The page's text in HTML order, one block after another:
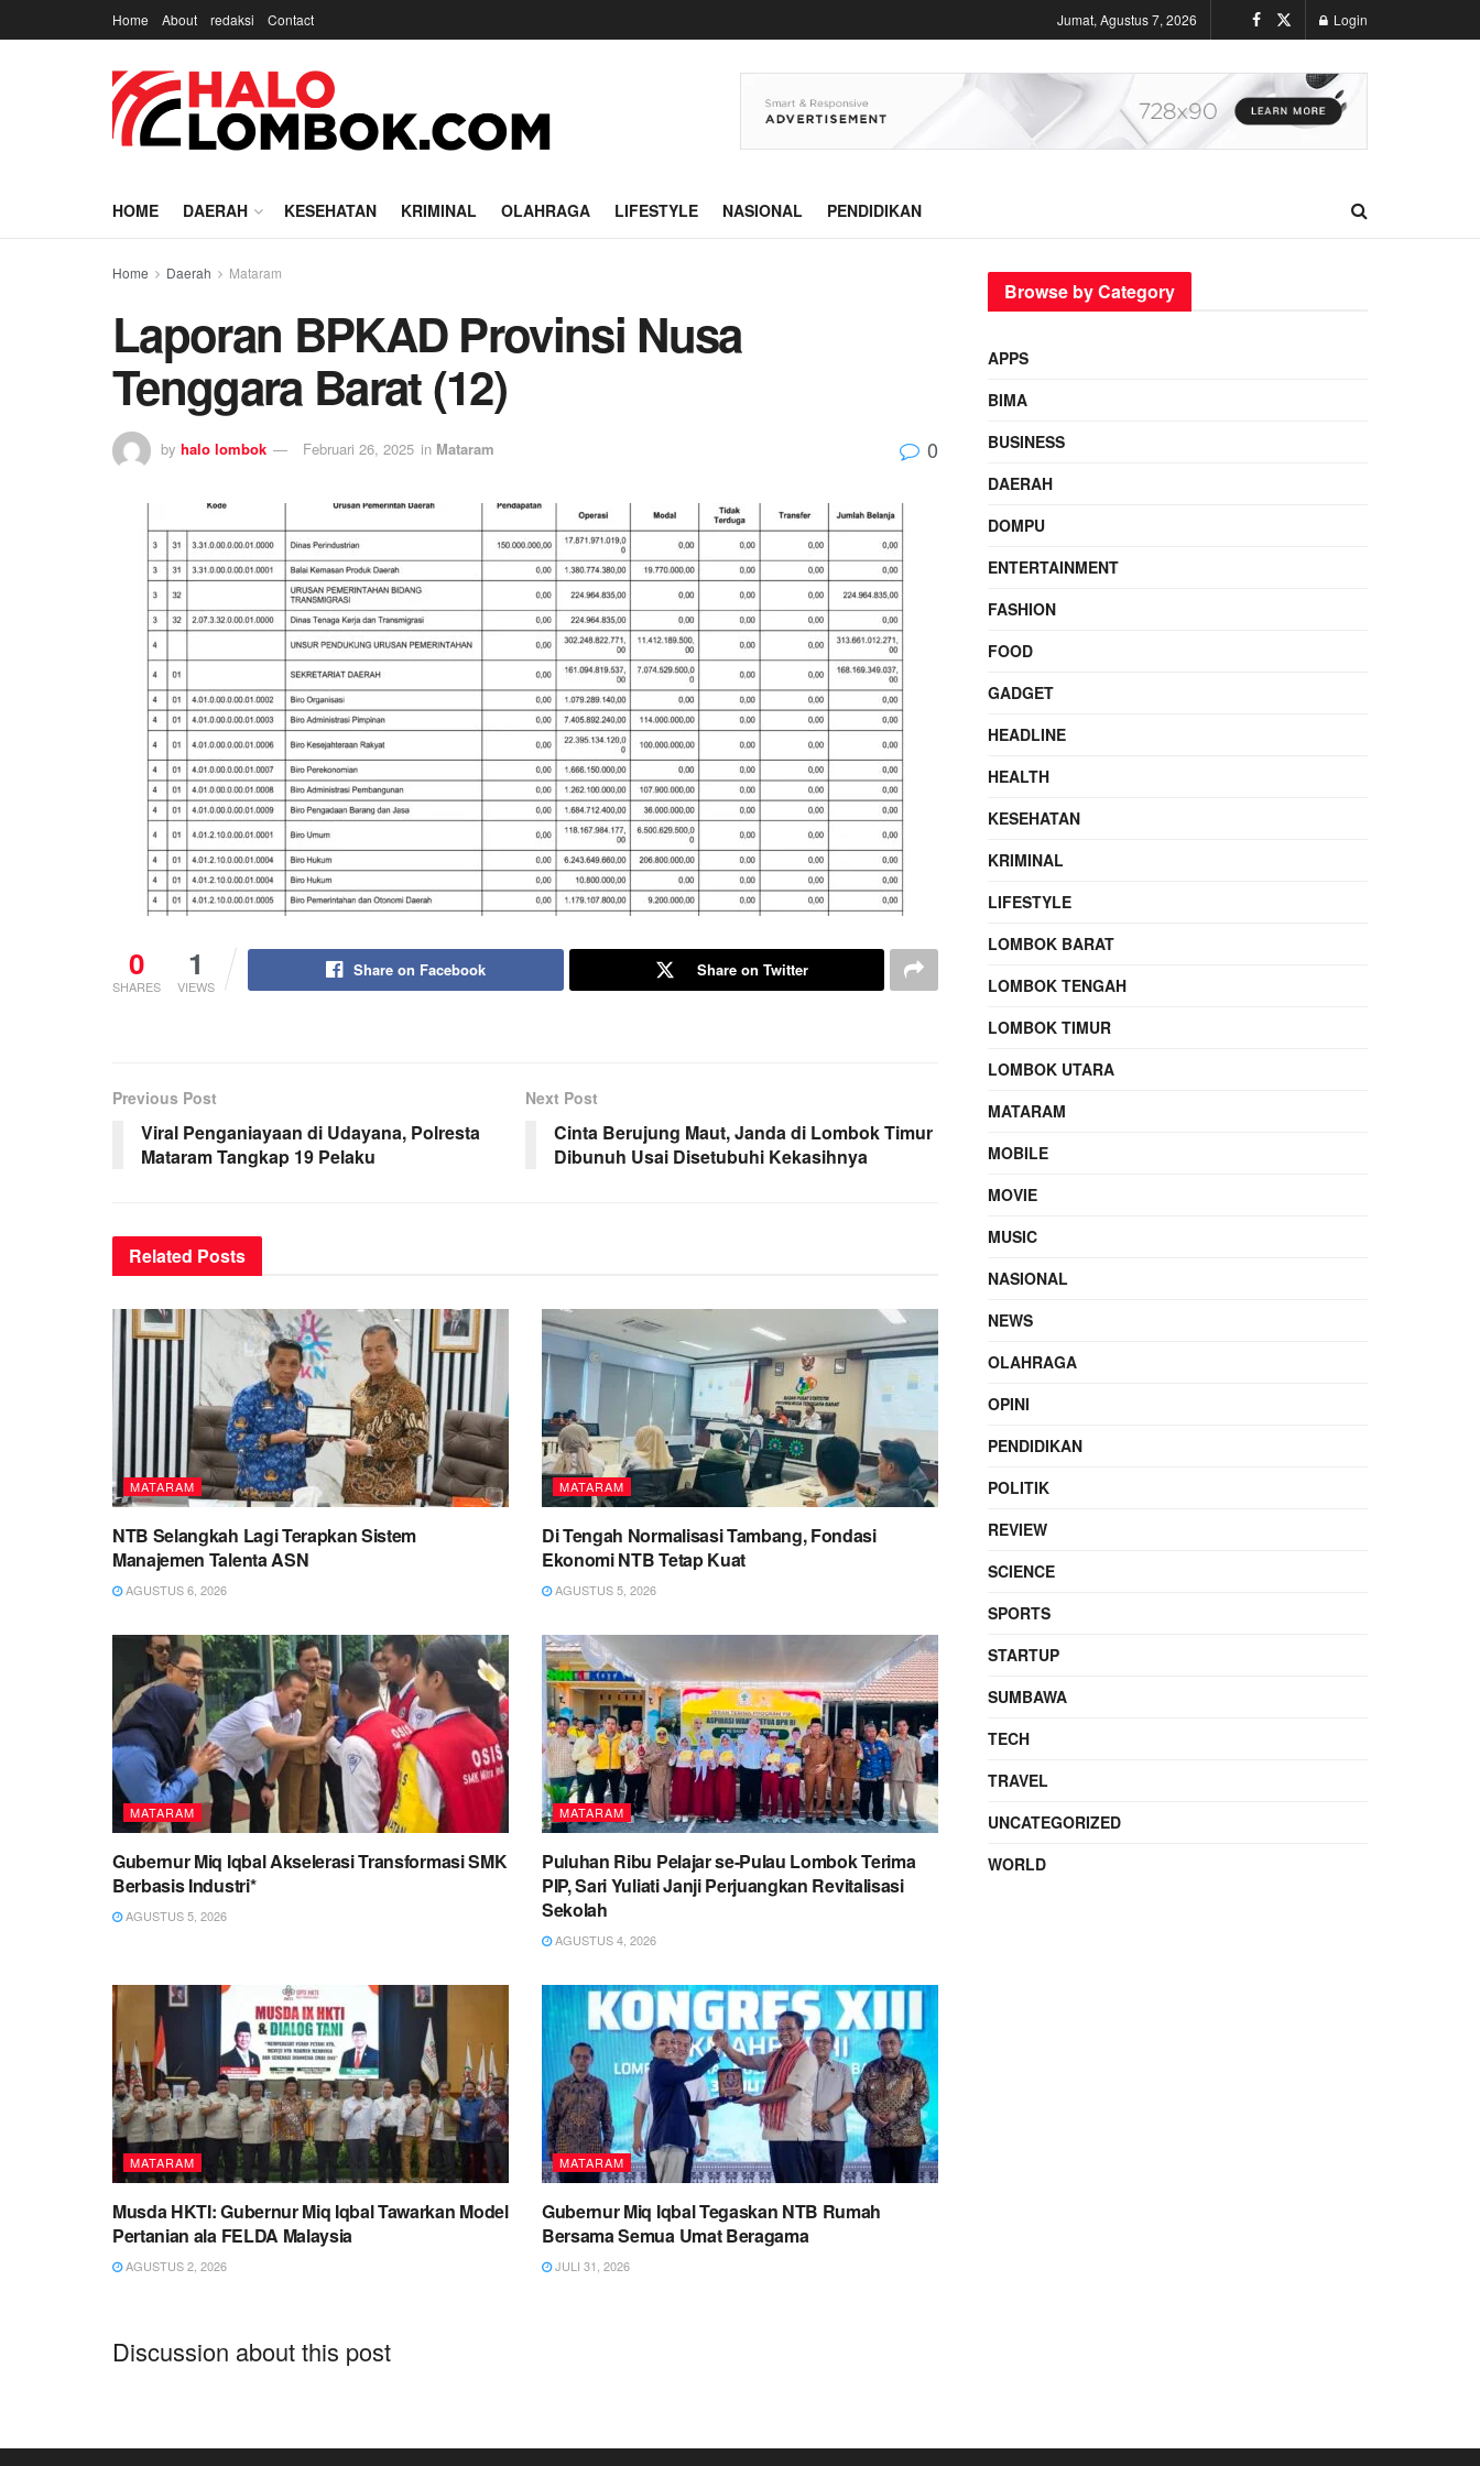
Home About redaksi Contact Jumat, Agustus 7, 2026 Login
HOME DAERAH KESEHATAN KRIMINAL OLAHRAGA LIFESTYLE NASIONAL PENDIDIKAN
Home Daerah Mataram
Laporan BPKAD Provinsi Nusa
Tenggara Barat (12)
by halo lombok Februari 26, 2025 in Mataram 0
0
SHARES
1
VIEWS
Share on Facebook Share on Twitter
Previous Post
Viral Penganiayaan di Udayana, Polresta
Mataram Tangkap 19 Pelaku
Next Post
Cinta Berujung Maut, Janda di Lombok Timur
Dibunuh Usai Disetubuhi Kekasihnya
Related Posts
MATARAM
NTB Selangkah Lagi Terapkan Sistem
Manajemen Talenta ASN
AGUSTUS 6, 2026
MATARAM
Di Tengah Normalisasi Tambang, Fondasi
Ekonomi NTB Tetap Kuat
AGUSTUS 5, 2026
MATARAM
Gubernur Miq Iqbal Akselerasi Transformasi SMK
Berbasis Industri*
AGUSTUS 5, 2026
MATARAM
Puluhan Ribu Pelajar se-Pulau Lombok Terima
PIP, Sari Yuliati Janji Perjuangkan Revitalisasi
Sekolah
AGUSTUS 4, 2026
MATARAM
Musda HKTI: Gubernur Miq Iqbal Tawarkan Model
Pertanian ala FELDA Malaysia
AGUSTUS 2, 2026
MATARAM
Gubernur Miq Iqbal Tegaskan NTB Rumah
Bersama Semua Umat Beragama
JULI 31, 2026
Discussion about this post
Browse by Category
APPS
BIMA
BUSINESS
DAERAH
DOMPU
ENTERTAINMENT
FASHION
FOOD
GADGET
HEADLINE
HEALTH
KESEHATAN
KRIMINAL
LIFESTYLE
LOMBOK BARAT
LOMBOK TENGAH
LOMBOK TIMUR
LOMBOK UTARA
MATARAM
MOBILE
MOVIE
MUSIC
NASIONAL
NEWS
OLAHRAGA
OPINI
PENDIDIKAN
POLITIK
REVIEW
SCIENCE
SPORTS
STARTUP
SUMBAWA
TECH
TRAVEL
UNCATEGORIZED
WORLD